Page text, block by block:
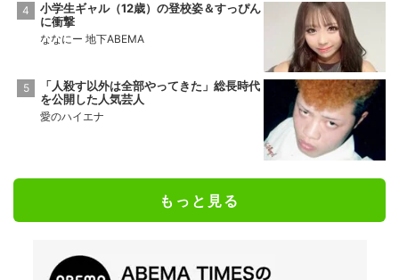
小学生ギャル（12歳）の登校姿＆すっぴん
に衝撃
ななにー 地下ABEMA
「人殺す以外は全部やってきた」総長時代
を公開した人気芸人
愛のハイエナ
もっと見る